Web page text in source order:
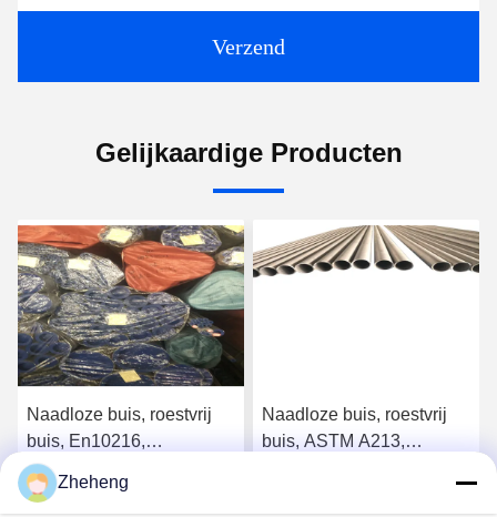
Verzend
Gelijkaardige Producten
Naadloze buis, roestvrij
buis, En10216,
SS304/316L, Od 88.9mm,
Sch40, ketelbuis
Naadloze buis, roestvrij
buis, ASTM A213,
Zheheng